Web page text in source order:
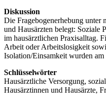
Diskussion
Die Fragebogenerhebung unter
und Hausärzten belegt: Soziale
im hausärztlichen Praxisalltag.
Arbeit oder Arbeitslosigkeit
Isolation/Einsamkeit wurden
Schlüsselwörter
Hausärztliche Versorgung,
Hausärztinnen und Hausärzte,